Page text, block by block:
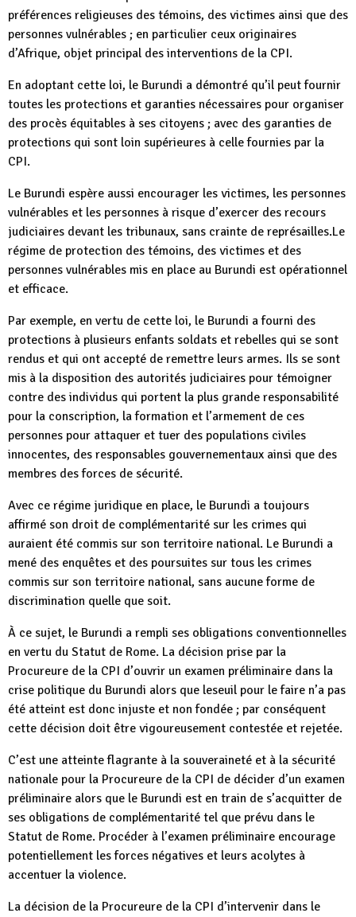
préférences religieuses des témoins, des victimes ainsi que des
personnes vulnérables ; en particulier ceux originaires
d’Afrique, objet principal des interventions de la CPI.
En adoptant cette loi, le Burundi a démontré qu’il peut fournir
toutes les protections et garanties nécessaires pour organiser
des procès équitables à ses citoyens ; avec des garanties de
protections qui sont loin supérieures à celle fournies par la
CPI.
Le Burundi espère aussi encourager les victimes, les personnes
vulnérables et les personnes à risque d’exercer des recours
judiciaires devant les tribunaux, sans crainte de représailles.Le
régime de protection des témoins, des victimes et des
personnes vulnérables mis en place au Burundi est opérationnel
et efficace.
Par exemple, en vertu de cette loi, le Burundi a fourni des
protections à plusieurs enfants soldats et rebelles qui se sont
rendus et qui ont accepté de remettre leurs armes. Ils se sont
mis à la disposition des autorités judiciaires pour témoigner
contre des individus qui portent la plus grande responsabilité
pour la conscription, la formation et l’armement de ces
personnes pour attaquer et tuer des populations civiles
innocentes, des responsables gouvernementaux ainsi que des
membres des forces de sécurité.
Avec ce régime juridique en place, le Burundi a toujours
affirmé son droit de complémentarité sur les crimes qui
auraient été commis sur son territoire national. Le Burundi a
mené des enquêtes et des poursuites sur tous les crimes
commis sur son territoire national, sans aucune forme de
discrimination quelle que soit.
À ce sujet, le Burundi a rempli ses obligations conventionnelles
en vertu du Statut de Rome. La décision prise par la
Procureure de la CPI d’ouvrir un examen préliminaire dans la
crise politique du Burundi alors que leseuil pour le faire n’a pas
été atteint est donc injuste et non fondée ; par conséquent
cette décision doit être vigoureusement contestée et rejetée.
C’est une atteinte flagrante à la souveraineté et à la sécurité
nationale pour la Procureure de la CPI de décider d’un examen
préliminaire alors que le Burundi est en train de s’acquitter de
ses obligations de complémentarité tel que prévu dans le
Statut de Rome. Procéder à l’examen préliminaire encourage
potentiellement les forces négatives et leurs acolytes à
accentuer la violence.
La décision de la Procureure de la CPI d’intervenir dans le